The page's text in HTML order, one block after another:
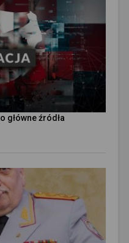
główne źródła